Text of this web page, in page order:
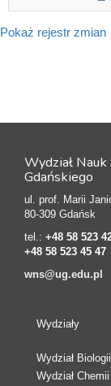
Pokaż rejestr zmian
Wydział
Gdańskiego
ul. prof. Marii
80-309 Gdańsk
tel.: +48 58 523
+48 58 523 45 47
wns@ug.edu.pl
Wydziały
Wydział Biologii
Wydział Chemii